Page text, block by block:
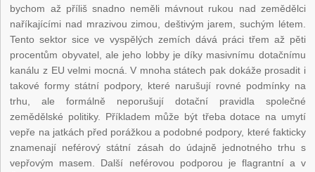
bychom až příliš snadno neměli mávnout rukou nad zemědělci
naříkajícími nad mrazivou zimou, deštivým jarem, suchým létem.
Tento sektor sice ve vyspělých zemích dává práci třem až pěti
procentům obyvatel, ale jeho lobby je díky masivnímu dotačnímu
kanálu z EU velmi mocná. V mnoha státech pak dokáže prosadit i
takové formy státní podpory, které narušují rovné podmínky na
trhu, ale formálně neporušují dotační pravidla společné
zemědělské politiky. Příkladem může být třeba dotace na umytí
vepře na jatkách před porážkou a podobné podpory, které fakticky
znamenají neférový státní zásah do údajně jednotného trhu s
vepřovým masem. Další neférovou podporou je flagrantní a v